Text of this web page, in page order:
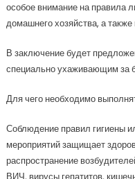
особое внимание на правила
домашнего хозяйства, а
В заключение будет
специально ухаживающим за
Для чего необходимо
Соблюдение правил гигиены
мероприятий защищает
распространение